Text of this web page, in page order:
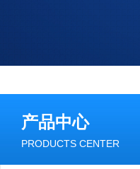
产品中心
PRODUCTS CENTER